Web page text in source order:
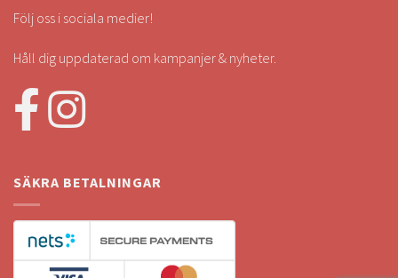
Följ oss i sociala medier!
Håll dig uppdaterad om kampanjer & nyheter.
SÄKRA BETALNINGAR